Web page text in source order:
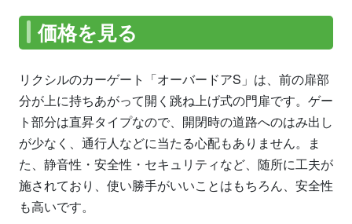
価格を見る
リクシルのカーゲート「オーバードアS」は、前の扉部
分が上に持ちあがって開く跳ね上げ式の門扉です。ゲー
ト部分は直昇タイプなので、開閉時の道路へのはみ出し
が少なく、通行人などに当たる心配もありません。ま
た、静音性・安全性・セキュリティなど、随所に工夫が
施されており、使い勝手がいいことはもちろん、安全性
も高いです。